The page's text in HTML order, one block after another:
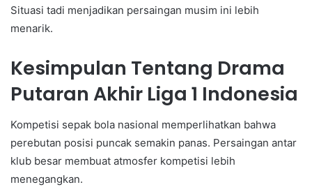
Situasi tadi menjadikan persaingan musim ini lebih
menarik.
Kesimpulan Tentang Drama
Putaran Akhir Liga 1 Indonesia
Kompetisi sepak bola nasional memperlihatkan bahwa
perebutan posisi puncak semakin panas. Persaingan antar
klub besar membuat atmosfer kompetisi lebih
menegangkan.